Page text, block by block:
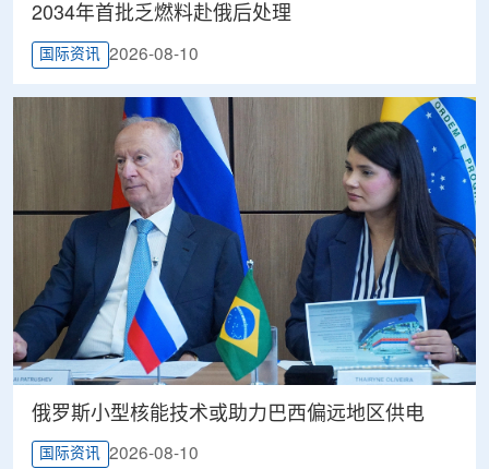
2034年首批乏燃料赴俄后处理
国际资讯 2026-08-10
俄罗斯小型核能技术或助力巴西偏远地区供电
国际资讯 2026-08-10